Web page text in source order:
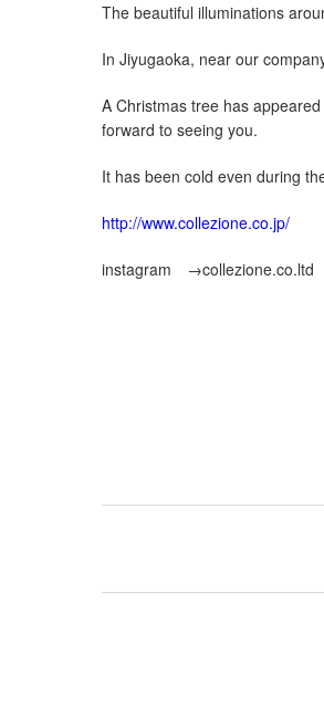
The beautiful illuminations
In Jiyugaoka, near our
A Christmas tree has
forward to seeing you.
It has been cold even during
http://www.collezione.co.jp/
instagram →collezione.co.ltd